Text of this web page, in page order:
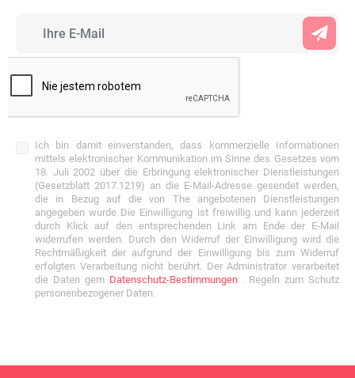
Ich bin damit einverstanden, dass kommerzielle Informationen
mittels elektronischer Kommunikation im Sinne des Gesetzes vom
18. Juli 2002 über die Erbringung elektronischer Dienstleistungen
(Gesetzblatt 2017.1219) an die E-Mail-Adresse gesendet werden,
die in Bezug auf die von The angebotenen Dienstleistungen
angegeben wurde Die Einwilligung ist freiwillig und kann jederzeit
durch Klick auf den entsprechenden Link am Ende der E-Mail
widerrufen werden. Durch den Widerruf der Einwilligung wird die
Rechtmäßigkeit der aufgrund der Einwilligung bis zum Widerruf
erfolgten Verarbeitung nicht berührt. Der Administrator verarbeitet
die Daten gemDatenschutz-Bestimmungen. Regeln zum Schutz
personenbezogener Daten.